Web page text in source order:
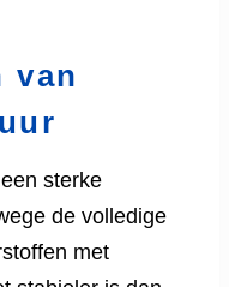
van
sterke
de volledige
met